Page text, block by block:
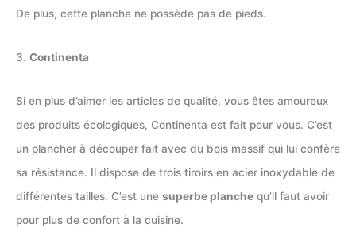
De plus, cette planche ne possède pas de pieds.
3. Continenta
Si en plus d’aimer les articles de qualité, vous êtes amoureux
des produits écologiques, Continenta est fait pour vous. C’est
un plancher à découper fait avec du bois massif qui lui confère
sa résistance. Il dispose de trois tiroirs en acier inoxydable de
différentes tailles. C’est une superbe planche qu’il faut avoir
pour plus de confort à la cuisine.